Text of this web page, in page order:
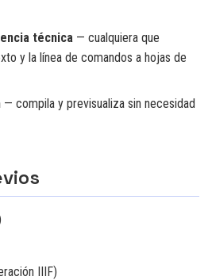
técnica — cualquiera que
y la línea de comandos a hojas de
— compila y previsualiza sin necesidad
IIIF)